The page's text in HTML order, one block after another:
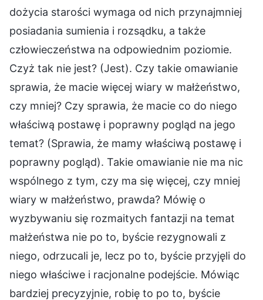
dożycia starości wymaga od nich przynajmniej
posiadania sumienia i rozsądku, a także
człowieczeństwa na odpowiednim poziomie.
Czyż tak nie jest? (Jest). Czy takie omawianie
sprawia, że macie więcej wiary w małżeństwo,
czy mniej? Czy sprawia, że macie co do niego
właściwą postawę i poprawny pogląd na jego
temat? (Sprawia, że mamy właściwą postawę i
poprawny pogląd). Takie omawianie nie ma nic
wspólnego z tym, czy ma się więcej, czy mniej
wiary w małżeństwo, prawda? Mówię o
wyzbywaniu się rozmaitych fantazji na temat
małżeństwa nie po to, byście rezygnowali z
niego, odrzucali je, lecz po to, byście przyjęli do
niego właściwe i racjonalne podejście. Mówiąc
bardziej precyzyjnie, robię to po to, byście